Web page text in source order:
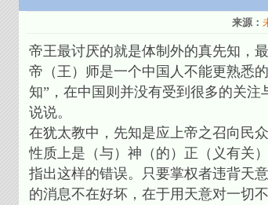
来源：
帝王最讨厌的就是体制外的真先知，
帝（王）师是一个中国人不能更熟悉
知”，在中国则并没有受到很多的关
说说。
在犹太教中，先知是应上帝之召向民
性质上是（与）神（的）正（义有关
指出这样的错误。只要掌权者违背天
的消息不在好坏，在于用天意对一切